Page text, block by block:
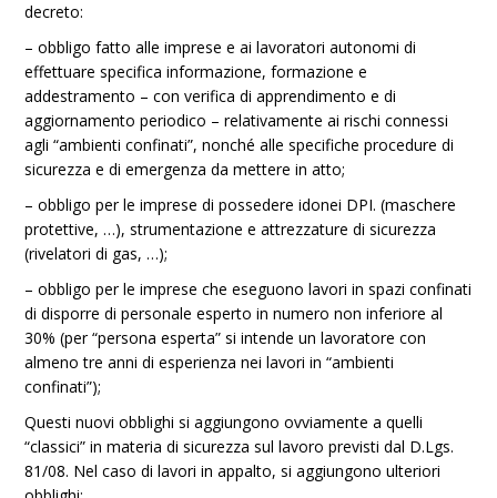
decreto:
– obbligo fatto alle imprese e ai lavoratori autonomi di
effettuare specifica informazione, formazione e
addestramento – con verifica di apprendimento e di
aggiornamento periodico – relativamente ai rischi connessi
agli “ambienti confinati”, nonché alle specifiche procedure di
sicurezza e di emergenza da mettere in atto;
– obbligo per le imprese di possedere idonei DPI. (maschere
protettive, …), strumentazione e attrezzature di sicurezza
(rivelatori di gas, …);
– obbligo per le imprese che eseguono lavori in spazi confinati
di disporre di personale esperto in numero non inferiore al
30% (per “persona esperta” si intende un lavoratore con
almeno tre anni di esperienza nei lavori in “ambienti
confinati”);
Questi nuovi obblighi si aggiungono ovviamente a quelli
“classici” in materia di sicurezza sul lavoro previsti dal D.Lgs.
81/08. Nel caso di lavori in appalto, si aggiungono ulteriori